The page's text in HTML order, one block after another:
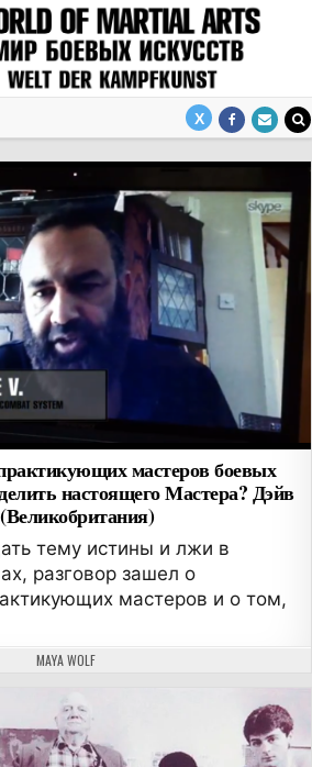
мастеров боевых
настоящего Мастера? Дэйв
тему истины и лжи в
разговор зашел о
мастеров и о том,
АВТОР:
MAYA WOLF